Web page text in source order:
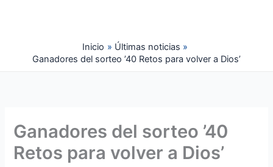
Inicio
Últimas noticias
Ganadores del sorteo ’40 Retos para volver a Dios’
Ganadores del sorteo ’40
Retos para volver a Dios’